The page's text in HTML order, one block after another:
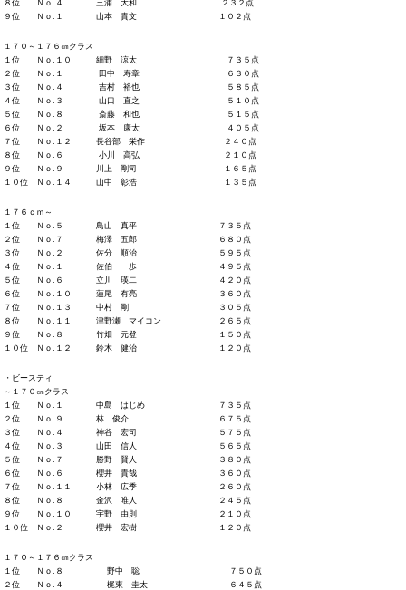
８位 Ｎｏ.４ 三浦 大和 ２３２点
９位 Ｎｏ.１ 山本 貴文 １０２点
１７０～１７６㎝クラス
１位 Ｎｏ.１０ 細野 涼太 ７３５点
２位 Ｎｏ.１ 田中 寿章 ６３０点
３位 Ｎｏ.４ 吉村 裕也 ５８５点
４位 Ｎｏ.３ 山口 直之 ５１０点
５位 Ｎｏ.８ 斎藤 和也 ５１５点
６位 Ｎｏ.２ 坂本 康太 ４０５点
７位 Ｎｏ.１２ 長谷部 栄作 ２４０点
８位 Ｎｏ.６ 小川 高弘 ２１０点
９位 Ｎｏ.９ 川上 剛司 １６５点
１０位 Ｎｏ.１４ 山中 彰浩 １３５点
１７６ｃｍ～
１位 Ｎｏ.５ 鳥山 真平 ７３５点
２位 Ｎｏ.７ 梅澤 五郎 ６８０点
３位 Ｎｏ.２ 佐分 順治 ５９５点
４位 Ｎｏ.１ 佐伯 一歩 ４９５点
５位 Ｎｏ.６ 立川 瑛二 ４２０点
６位 Ｎｏ.１０ 蓮尾 有亮 ３６０点
７位 Ｎｏ.１３ 中村 剛 ３０５点
８位 Ｎｏ.１１ 津野瀬 マイコン ２６５点
９位 Ｎｏ.８ 竹畑 元登 １５０点
１０位 Ｎｏ.１２ 鈴木 健治 １２０点
・ビースティ
～１７０㎝クラス
１位 Ｎｏ.１ 中島 はじめ ７３５点
２位 Ｎｏ.９ 林 俊介 ６７５点
３位 Ｎｏ.４ 神谷 宏司 ５７５点
４位 Ｎｏ.３ 山田 信人 ５６５点
５位 Ｎｏ.７ 勝野 賢人 ３８０点
６位 Ｎｏ.６ 櫻井 貴哉 ３６０点
７位 Ｎｏ.１１ 小林 広季 ２６０点
８位 Ｎｏ.８ 金沢 唯人 ２４５点
９位 Ｎｏ.１０ 宇野 由則 ２１０点
１０位 Ｎｏ.２ 櫻井 宏樹 １２０点
１７０～１７６㎝クラス
１位 Ｎｏ.８ 野中 聡 ７５０点
２位 Ｎｏ.４ 梶東 圭太 ６４５点